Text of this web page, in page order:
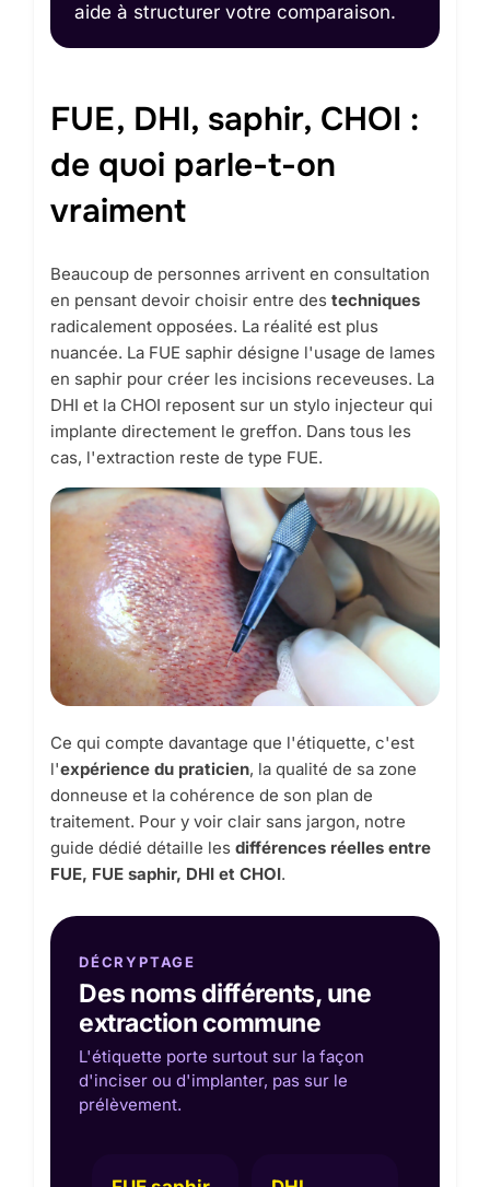
aide à structurer votre comparaison.
FUE, DHI, saphir, CHOI :
de quoi parle-t-on
vraiment
Beaucoup de personnes arrivent en consultation
en pensant devoir choisir entre des techniques
radicalement opposées. La réalité est plus
nuancée. La FUE saphir désigne l'usage de lames
en saphir pour créer les incisions receveuses. La
DHI et la CHOI reposent sur un stylo injecteur qui
implante directement le greffon. Dans tous les
cas, l'extraction reste de type FUE.
Ce qui compte davantage que l'étiquette, c'est
l'expérience du praticien, la qualité de sa zone
donneuse et la cohérence de son plan de
traitement. Pour y voir clair sans jargon, notre
guide dédié détaille les différences réelles entre
FUE, FUE saphir, DHI et CHOI.
DÉCRYPTAGE
Des noms différents, une
extraction commune
L'étiquette porte surtout sur la façon
d'inciser ou d'implanter, pas sur le
prélèvement.